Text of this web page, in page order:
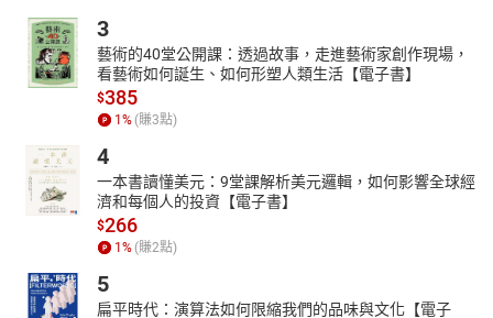
3
藝術的40堂公開課：透過故事，走進藝術家創作現場，
看藝術如何誕生、如何形塑人類生活【電子書】
$385
1 % (賺3點)
4
一本書讀懂美元：9堂課解析美元邏輯，如何影響全球經
濟和每個人的投資【電子書】
$266
1 % (賺2點)
5
扁平時代：演算法如何限縮我們的品味與文化【電子